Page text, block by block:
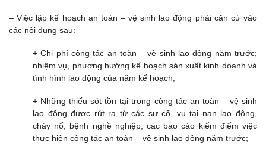
– Việc lập kế hoạch an toàn – vệ sinh lao động phải căn cứ vào
các nội dung sau:
+ Chi phí công tác an toàn – vệ sinh lao động năm trước;
nhiệm vụ, phương hướng kế hoạch sản xuất kinh doanh và
tình hình lao động của năm kế hoạch;
+ Những thiếu sót tồn tại trong công tác an toàn – vệ sinh
lao động được rút ra từ các sự cố, vụ tai nạn lao động,
cháy nổ, bệnh nghề nghiệp, các báo cáo kiểm điểm việc
thực hiện công tác an toàn – vệ sinh lao động năm trước;